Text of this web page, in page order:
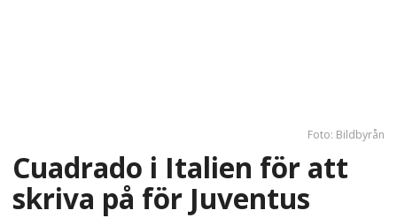
Foto: Bildbyrån
Cuadrado i Italien för att
skriva på för Juventus